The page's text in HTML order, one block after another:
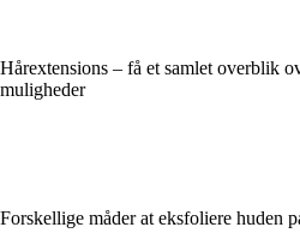
Hårextensions – få et samlet overblik
muligheder
Forskellige måder at eksfoliere huden